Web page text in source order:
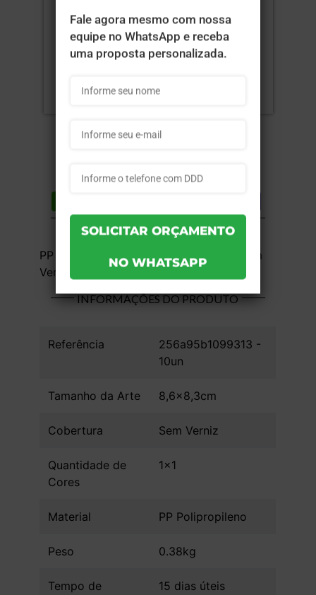
DESCRIÇÃO DO PRODUTO
PP Polipropileno - 1x1 - 8,6x8,3cm - Sem
Verniz - 10 unid
INFORMAÇÕES DO PRODUTO
Referência
256a95b1099313 -
10un
Tamanho da Arte 8,6x8,3cm
Cobertura Sem Verniz
Quantidade de
Cores
1x1
Material PP Polipropileno
Peso 0.38kg
Tempo de
15 dias úteis